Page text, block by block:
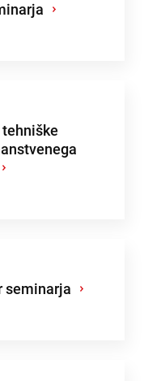
›
›
seminarja ›